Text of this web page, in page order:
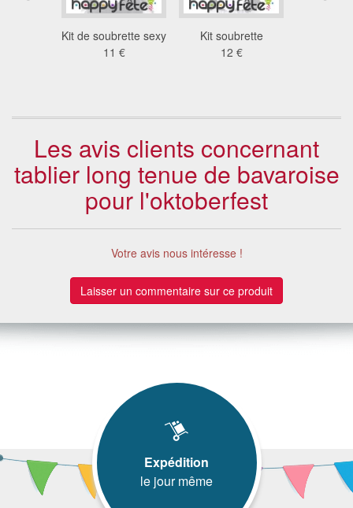
Kit de soubrette sexy
11 €
Kit soubrette
12 €
Les avis clients concernant
tablier long tenue de bavaroise
pour l'oktoberfest
Votre avis nous intéresse !
Laisser un commentaire sur ce produit
Expédition
le jour même